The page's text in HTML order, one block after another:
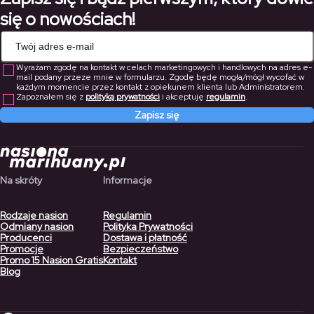
się o nowościach!
Wyrażam zgodę na kontakt w celach marketingowych i handlowych na adres e-
mail podany przeze mnie w formularzu. Zgodę będę mogła/mógł wycofać w
każdym momencie przez kontakt z opiekunem klienta lub Administratorem.
Zapoznałem się z polityką prywatnościi akceptuję regulamin.
Zapisz się
Na skróty
Rodzaje nasion
Odmiany nasion
Producenci
Promocje
Promo 15 Nasion Gratis
Blog
Informacje
Regulamin
Polityka Prywatności
Dostawa i płatność
Bezpieczeństwo
Kontakt